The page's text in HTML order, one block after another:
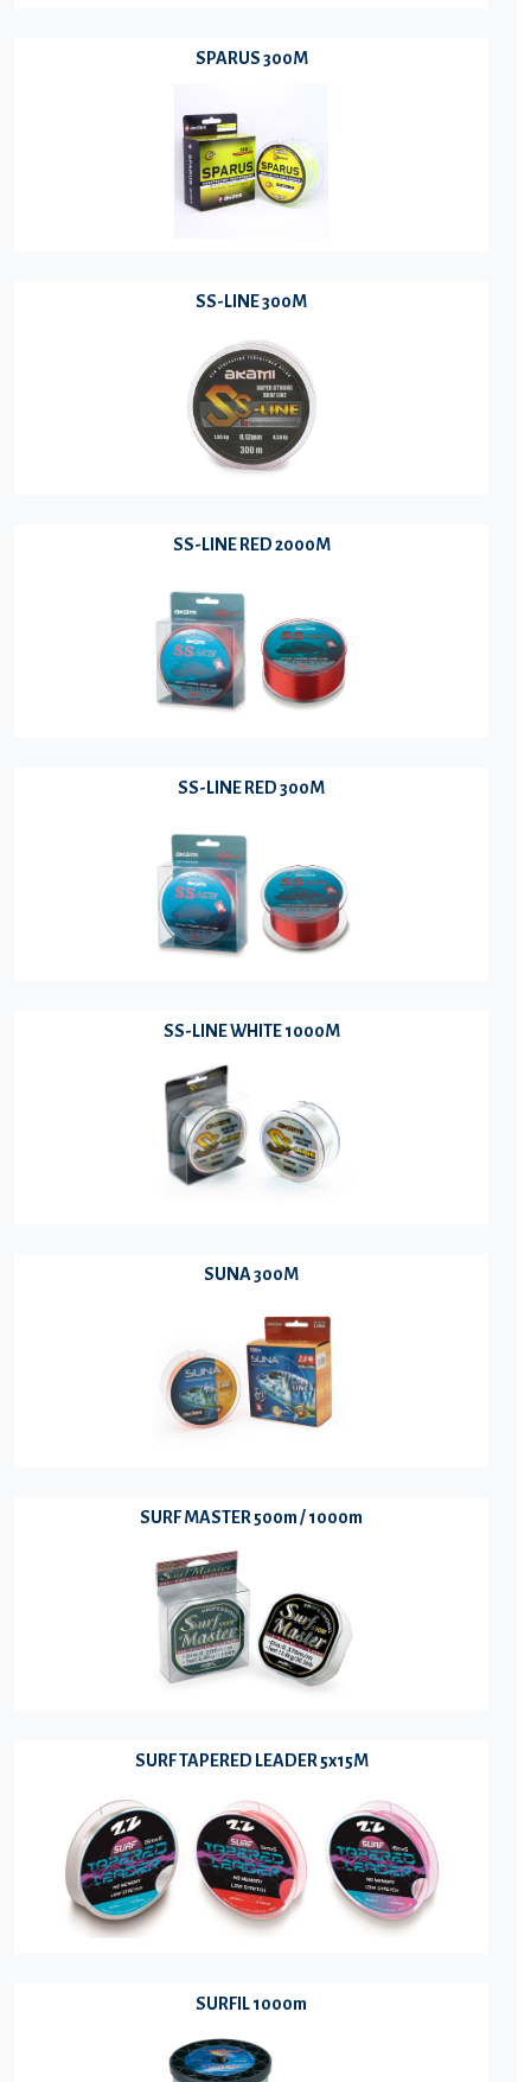
SPARUS 300M
SS-LINE 300M
SS-LINE RED 2000M
SS-LINE RED 300M
SS-LINE WHITE 1000M
SUNA 300M
SURF MASTER 500m / 1000m
SURF TAPERED LEADER 5x15M
SURFIL 1000m